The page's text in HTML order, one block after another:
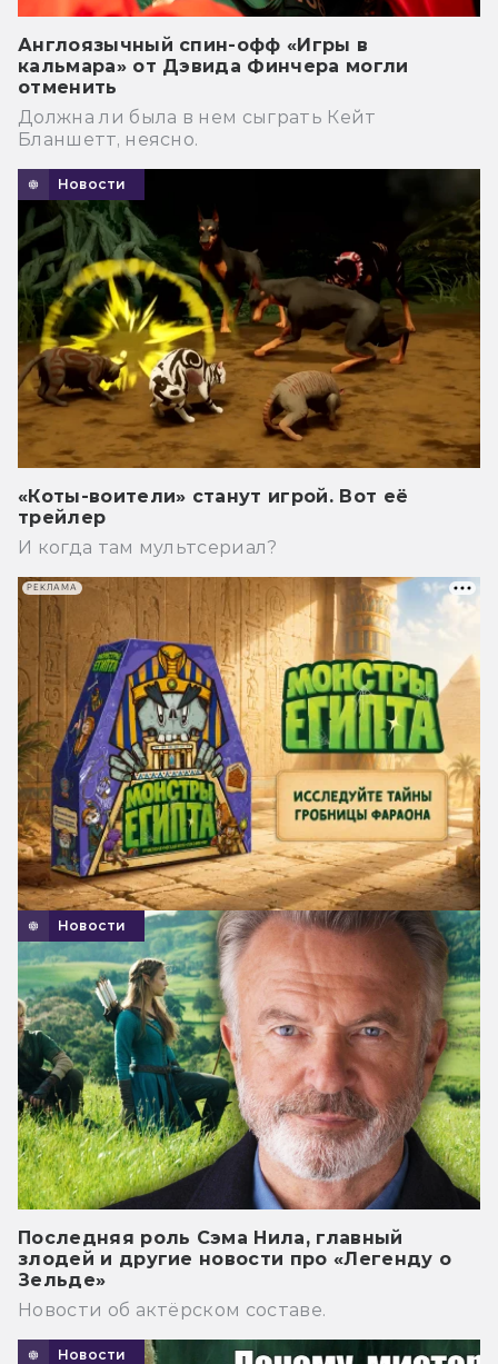
Англоязычный спин-офф «Игры в
кальмара» от Дэвида Финчера могли
отменить
Должна ли была в нем сыграть Кейт
Бланшетт, неясно.
Новости
«Коты-воители» станут игрой. Вот её
трейлер
И когда там мультсериал?
Новости
Последняя роль Сэма Нила, главный
злодей и другие новости про «Легенду о
Зельде»
Новости об актёрском составе.
Новости
РЕКЛАМА